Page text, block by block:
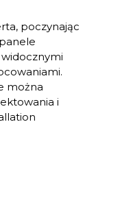
poczynając
można
i